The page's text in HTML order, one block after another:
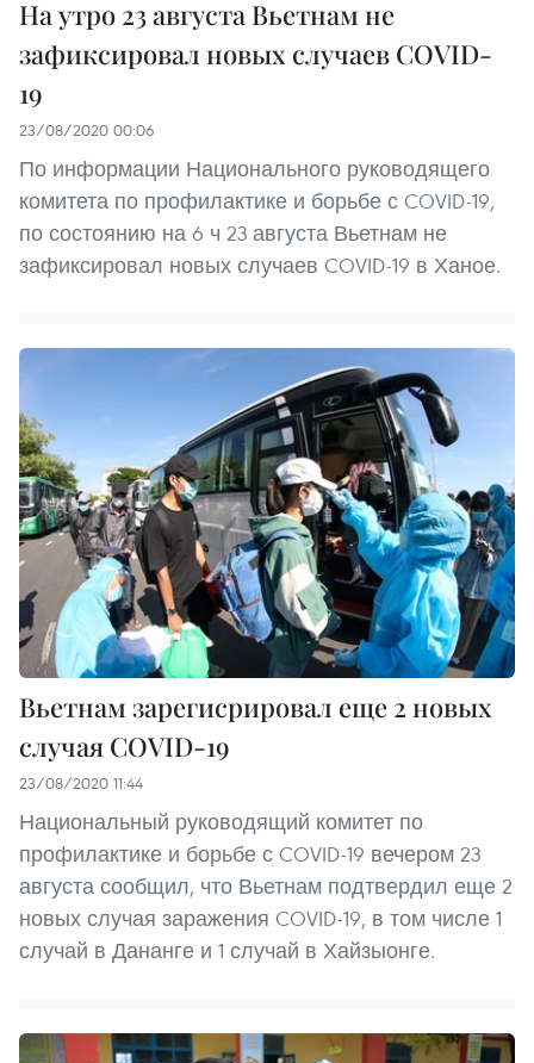
На утро 23 августа Вьетнам не
зафиксировал новых случаев COVID-
19
23/08/2020 00:06
По информации Национального руководящего
комитета по профилактике и борьбе с COVID-19,
по состоянию на 6 ч 23 августа Вьетнам не
зафиксировал новых случаев COVID-19 в Ханое.
Вьетнам зарегисрировал еще 2 новых
случая COVID-19
23/08/2020 11:44
Национальный руководящий комитет по
профилактике и борьбе с COVID-19 вечером 23
августа сообщил, что Вьетнам подтвердил еще 2
новых случая заражения COVID-19, в том числе 1
случай в Дананге и 1 случай в Хайзыонге.